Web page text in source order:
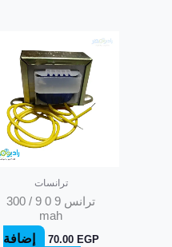
ترانسات
ترانس 9 0 9 / 300
mah
70.00 EGP
إضافة